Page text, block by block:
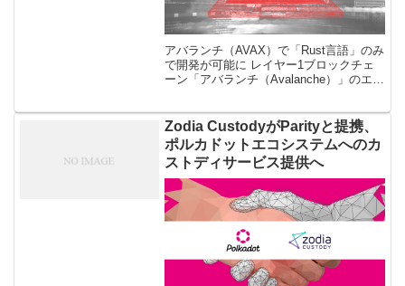
アバランチ（AVAX）で「Rust言語」のみ
で開発が可能に レイヤー1ブロックチェ
ーン「アバランチ（Avalanche）」のエコ
された。 「 […]
Zodia CustodyがParityと提携、
ポルカドットエコシステムへのカ
ストディサービス提供へ